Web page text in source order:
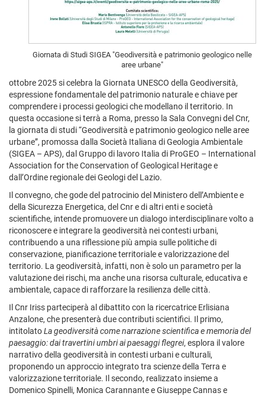
Giornata di Studi SIGEA "Geodiversità e patrimonio geologico nelle
aree urbane"
ottobre 2025 si celebra la Giornata UNESCO della Geodiversità,
espressione fondamentale del patrimonio naturale e chiave per
comprendere i processi geologici che modellano il territorio. In
questa occasione si terrà a Roma, presso la Sala Convegni del Cnr,
la giornata di studi “Geodiversità e patrimonio geologico nelle aree
urbane”, promossa dalla Società Italiana di Geologia Ambientale
(SIGEA – APS), dal Gruppo di lavoro Italia di ProGEO – International
Association for the Conservation of Geological Heritage e
dall’Ordine regionale dei Geologi del Lazio.
Il convegno, che gode del patrocinio del Ministero dell’Ambiente e
della Sicurezza Energetica, del Cnr e di altri enti e società
scientifiche, intende promuovere un dialogo interdisciplinare volto a
riconoscere e integrare la geodiversità nei contesti urbani,
contribuendo a una riflessione più ampia sulle politiche di
conservazione, pianificazione territoriale e valorizzazione del
territorio. La geodiversità, infatti, non è solo un parametro per la
valutazione dei rischi, ma anche una risorsa culturale, educativa e
ambientale, capace di rafforzare la resilienza delle città.
Il Cnr Iriss parteciperà al dibattito con la ricercatrice Erlisiana
Anzalone, che presenterà due contributi scientifici. Il primo,
intitolatoLa geodiversità come narrazione scientifica e memoria del
paesaggio: dai travertini umbri ai paesaggi flegrei, esplora il valore
narrativo della geodiversità in contesti urbani e culturali,
proponendo un approccio integrato tra scienze della Terra e
valorizzazione territoriale. Il secondo, realizzato insieme a
Domenico Spinelli, Monica Carannante e Giuseppe Cannas e